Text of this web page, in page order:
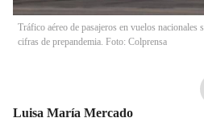
Tráfico aéreo de pasajeros en vuelos nacionales
cifras de prepandemia. Foto: Colprensa
Luisa María Mercado